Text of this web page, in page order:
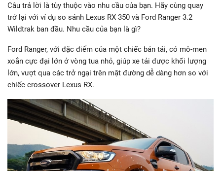
Câu trả lời là tùy thuộc vào nhu cầu của bạn. Hãy cùng quay
trở lại với ví dụ so sánh Lexus RX 350 và Ford Ranger 3.2
Wildtrak ban đầu. Nhu cầu của bạn là gì?
Ford Ranger, với đặc điểm của một chiếc bán tải, có mô-men
xoắn cực đại lớn ở vòng tua nhỏ, giúp xe tải được khối lượng
lớn, vượt qua các trở ngại trên mặt đường dễ dàng hơn so với
chiếc crossover Lexus RX.